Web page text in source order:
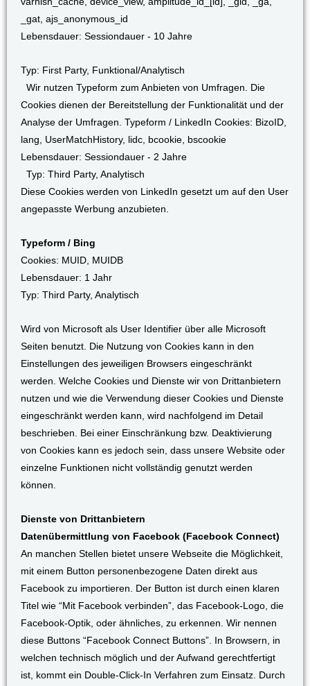
_gat, ajs_anonymous_id
Lebensdauer: Sessiondauer - 10 Jahre
Typ: First Party, Funktional/Analytisch
Wir nutzen Typeform zum Anbieten von Umfragen. Die
Cookies dienen der Bereitstellung der Funktionalität und der
Analyse der Umfragen. Typeform / LinkedIn Cookies: BizoID,
lang, UserMatchHistory, lidc, bcookie, bscookie
Lebensdauer: Sessiondauer - 2 Jahre
Typ: Third Party, Analytisch
Diese Cookies werden von LinkedIn gesetzt um auf den User
angepasste Werbung anzubieten.
Typeform / Bing
Cookies: MUID, MUIDB
Lebensdauer: 1 Jahr
Typ: Third Party, Analytisch
Wird von Microsoft als User Identifier über alle Microsoft
Seiten benutzt. Die Nutzung von Cookies kann in den
Einstellungen des jeweiligen Browsers eingeschränkt
werden. Welche Cookies und Dienste wir von Drittanbietern
nutzen und wie die Verwendung dieser Cookies und Dienste
eingeschränkt werden kann, wird nachfolgend im Detail
beschrieben. Bei einer Einschränkung bzw. Deaktivierung
von Cookies kann es jedoch sein, dass unsere Website oder
einzelne Funktionen nicht vollständig genutzt werden
können.
Dienste von Drittanbietern
Datenübermittlung von Facebook (Facebook Connect)
An manchen Stellen bietet unsere Webseite die Möglichkeit,
mit einem Button personenbezogene Daten direkt aus
Facebook zu importieren. Der Button ist durch einen klaren
Titel wie “Mit Facebook verbinden”, das Facebook-Logo, die
Facebook-Optik, oder ähnliches, zu erkennen. Wir nennen
diese Buttons “Facebook Connect Buttons”. In Browsern, in
welchen technisch möglich und der Aufwand gerechtfertigt
ist, kommt ein Double-Click-In Verfahren zum Einsatz. Durch